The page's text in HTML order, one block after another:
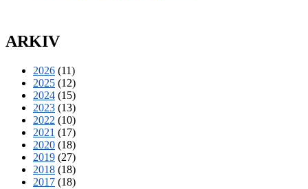
ARKIV
2026 (11)
2025 (12)
2024 (15)
2023 (13)
2022 (10)
2021 (17)
2020 (18)
2019 (27)
2018 (18)
2017 (18)